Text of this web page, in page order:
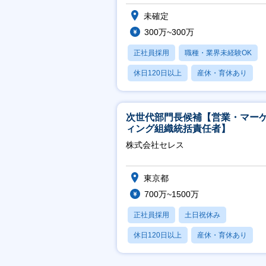
未確定
300万~300万
正社員採用 職種・業界未経験OK
休日120日以上 産休・育休あり
月残業20時間以内
次世代部門長候補【営業・マー
ィング組織統括責任者】
株式会社セレス
東京都
700万~1500万
正社員採用 土日祝休み
休日120日以上 産休・育休あり
賞与あり